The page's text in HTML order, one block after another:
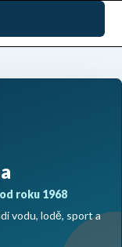
roku 1968
vodu, lodě, sport a